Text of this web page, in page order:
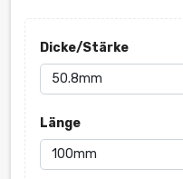
Dicke/Stärke
Länge